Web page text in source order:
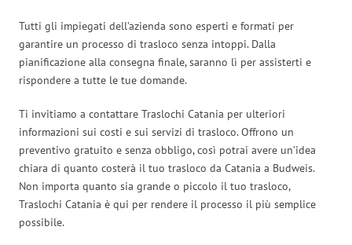
Tutti gli impiegati dell’azienda sono esperti e formati per
garantire un processo di trasloco senza intoppi. Dalla
pianificazione alla consegna finale, saranno lì per assisterti e
rispondere a tutte le tue domande.
Ti invitiamo a contattare Traslochi Catania per ulteriori
informazioni sui costi e sui servizi di trasloco. Offrono un
preventivo gratuito e senza obbligo, così potrai avere un’idea
chiara di quanto costerà il tuo trasloco da Catania a Budweis.
Non importa quanto sia grande o piccolo il tuo trasloco,
Traslochi Catania è qui per rendere il processo il più semplice
possibile.